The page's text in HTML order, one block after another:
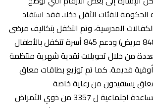
الحكومة للفئات الأقل دخلا. فقد استفاد
من الكفالات المدرسية، وتم التكفل بتكاليف مرضى
الكلى والمعوزين (840 مريض) ودعم 845 أسرة تتكفل بالأطفال
من خلال تحويلات نقدية شهرية منتظمة
ألف أوقية قديمة. كما تم توزيع بطاقات معاق
معاق يستفيدون من رعاية خاصة
ومستمرة،وتوفير مساعدة اجتماعية ل 3357 من ذوي الأمراض